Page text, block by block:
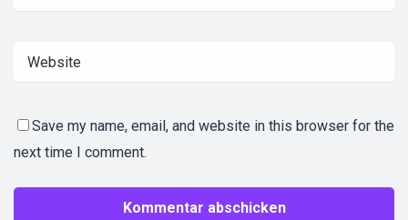
Save my name, email, and website in this browser for the
next time I comment.